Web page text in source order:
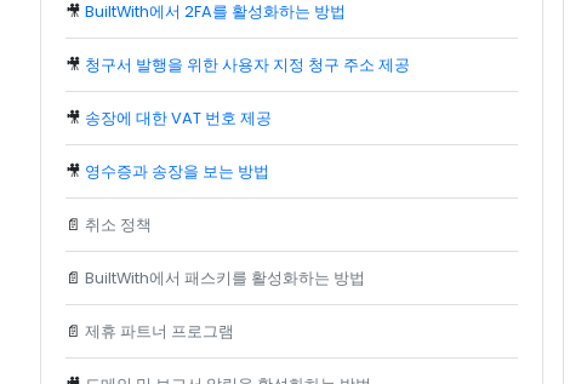
🎥 BuiltWith에서 2FA를 활성화하는 방법
🎥 청구서 발행을 위한 사용자 지정 청구 주소 제공
🎥 송장에 대한 VAT 번호 제공
🎥 영수증과 송장을 보는 방법
📄 취소 정책
📄 BuiltWith에서 패스키를 활성화하는 방법
📄 제휴 파트너 프로그램